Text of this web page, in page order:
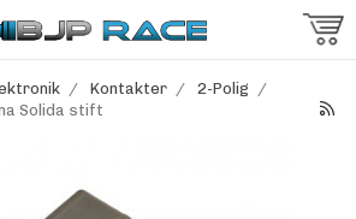
/ Kontakter / 2-Polig /
Solida stift